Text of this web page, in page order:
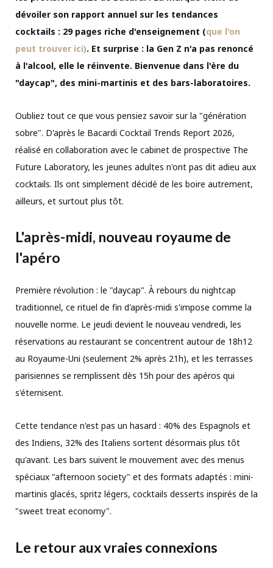
dévoiler son rapport annuel sur les tendances
cocktails : 29 pages riche d'enseignement (que l'on
peut trouver ici). Et surprise : la Gen Z n'a pas renoncé
à l'alcool, elle le réinvente. Bienvenue dans l'ère du
"daycap", des mini-martinis et des bars-laboratoires.
Oubliez tout ce que vous pensiez savoir sur la "génération
sobre". D'après le Bacardi Cocktail Trends Report 2026,
réalisé en collaboration avec le cabinet de prospective The
Future Laboratory, les jeunes adultes n'ont pas dit adieu aux
cocktails. Ils ont simplement décidé de les boire autrement,
ailleurs, et surtout plus tôt.
L'après-midi, nouveau royaume de
l'apéro
Première révolution : le "daycap". À rebours du nightcap
traditionnel, ce rituel de fin d'après-midi s'impose comme la
nouvelle norme. Le jeudi devient le nouveau vendredi, les
réservations au restaurant se concentrent autour de 18h12
au Royaume-Uni (seulement 2% après 21h), et les terrasses
parisiennes se remplissent dès 15h pour des apéros qui
s'éternisent.
Cette tendance n'est pas un hasard : 40% des Espagnols et
des Indiens, 32% des Italiens sortent désormais plus tôt
qu'avant. Les bars suivent le mouvement avec des menus
spéciaux "afternoon society" et des formats adaptés : mini-
martinis glacés, spritz légers, cocktails desserts inspirés de la
"sweet treat economy".
Le retour aux vraies connexions